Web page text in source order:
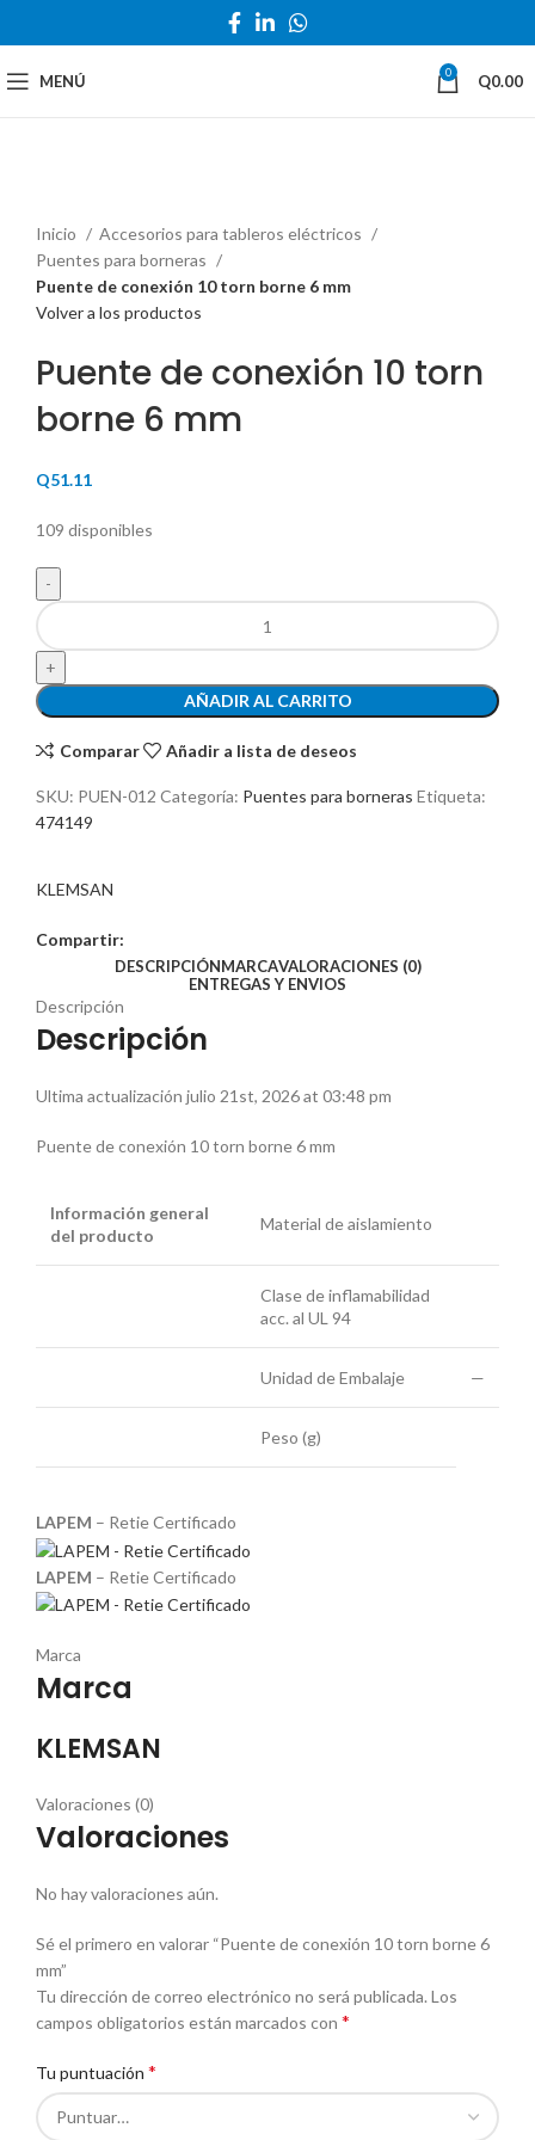
MENÚ 0 Q0.00
Inicio
Accesorios para tableros eléctricos
Puentes para borneras
Puente de conexión 10 torn borne 6 mm
Volver a los productos
Puente de conexión 10 torn
borne 6 mm
Q51.11
109 disponibles
AÑADIR AL CARRITO
Comparar Añadir a lista de deseos
SKU: PUEN-012 Categoría: Puentes para borneras Etiqueta:
474149
KLEMSAN
Compartir:
DESCRIPCIÓNMARCAVALORACIONES (0)
ENTREGAS Y ENVIOS
Descripción
Descripción
Ultima actualización julio 21st, 2026 at 03:48 pm
Puente de conexión 10 torn borne 6 mm
Información general
del producto
Material de aislamiento
Clase de inflamabilidad
acc. al UL 94
Unidad de Embalaje —
Peso (g)
LAPEM – Retie Certificado
LAPEM – Retie Certificado
Marca
Marca
KLEMSAN
Valoraciones (0)
Valoraciones
No hay valoraciones aún.
Sé el primero en valorar “Puente de conexión 10 torn borne 6
mm”
Tu dirección de correo electrónico no será publicada. Los
campos obligatorios están marcados con *
Tu puntuación *